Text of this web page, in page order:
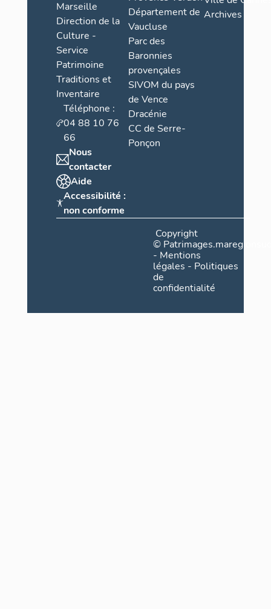
Marseille
Direction de la
Culture -
Service
Patrimoine
Traditions et
Inventaire
Téléphone :
04 88 10 76
66
Nous
contacter
Aide
Accessibilité :
non conforme
Département de
Vaucluse
Parc des
Baronnies
provençales
SIVOM du pays
de Vence
Dracénie
CC de Serre-
Ponçon
Archives
Copyright
©
- Mentions
légales - Politiques
de
confidentialité